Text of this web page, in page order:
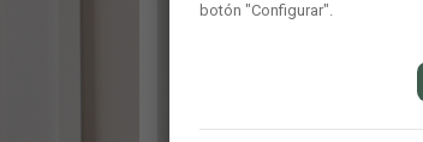
botón "Configurar".